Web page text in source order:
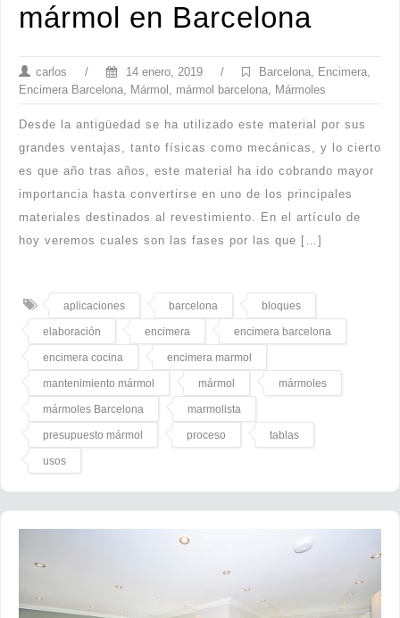
mármol en Barcelona
carlos / 14 enero, 2019 / Barcelona Encimera
Encimera Barcelona
Mármol mármol barcelona Mármoles
Desde la antigüedad se ha utilizado este material por sus
grandes ventajas, tanto físicas como mecánicas, y lo cierto
es que año tras años, este material ha ido cobrando mayor
importancia hasta convertirse en uno de los principales
materiales destinados al revestimiento. En el artículo de
hoy veremos cuales son las fases por las que […]
aplicaciones barcelona bloques
elaboración encimera encimera barcelona
encimera cocina encimera marmol
mantenimiento mármol mármol mármoles
mármoles Barcelona marmolista
presupuesto mármol proceso tablas
usos